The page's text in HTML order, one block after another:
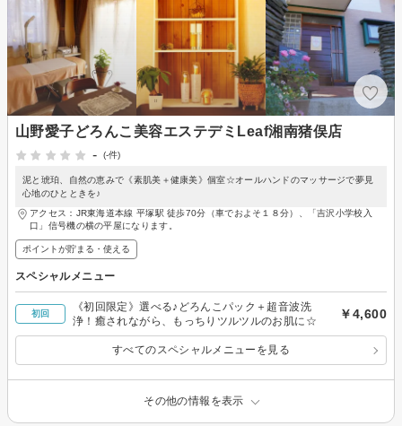
山野愛子どろんこ美容エステデミLeaf湘南猪俣店
-
(-件)
泥と琥珀、自然の恵みで《素肌美＋健康美》個室☆オールハンドのマッサージで夢見
心地のひとときを♪
アクセス：JR東海道本線 平塚駅 徒歩70分（車でおよそ１８分）、「吉沢小学校入
口」信号機の横の平屋になります。
ポイントが貯まる・使える
スペシャルメニュー
初回
《初回限定》選べる♪どろんこパック＋超音波洗
浄！癒されながら、もっちりツルツルのお肌に☆
￥4,600
すべてのスペシャルメニューを見る
その他の情報を表示